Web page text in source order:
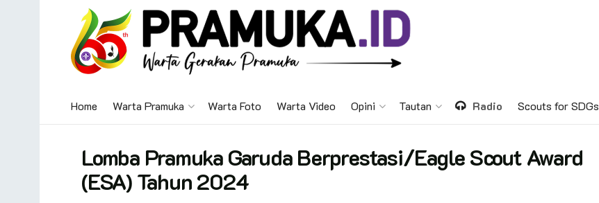
Home Warta Pramuka Warta Foto Warta Video Opini Tautan Radio Scouts for SDGs
Lomba Pramuka Garuda Berprestasi/Eagle Scout Award
(ESA) Tahun 2024